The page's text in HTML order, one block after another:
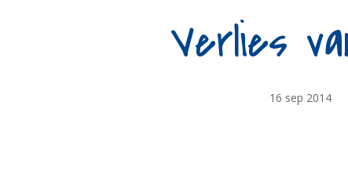
Verlies
16 sep 2014